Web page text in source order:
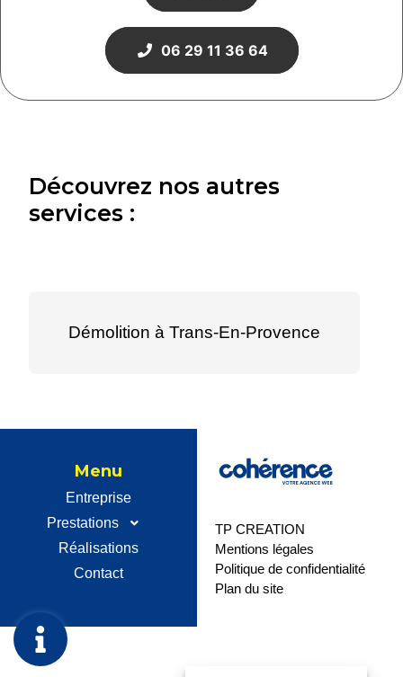
06 29 11 36 64
Découvrez nos autres
services :
Démolition à Trans-En-Provence
Menu
Entreprise
Prestations
Réalisations
Contact
TP CREATION
Mentions légales
Politique de confidentialité
Plan du site